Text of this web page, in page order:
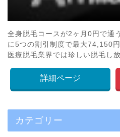
全身脱毛コースが2ヶ月0円で通
に5つの割引制度で最大74,150
医療脱毛業界では珍しい脱毛し
詳細ページ
カテゴリー